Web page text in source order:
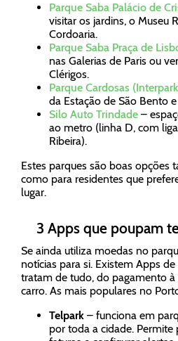
Parque Saba Palácio de
visitar os jardins, o Museu
Cordoaria.
Parque Saba Praça de
nas Galerias de Paris ou
Clérigos.
Parque Cardosas
da Estação de São Bento
Silo Auto Trindade –
ao metro (linha D, com
Ribeira).
Estes parques são boas opções
como para residentes que
lugar.
3 Apps que poupam
Se ainda utiliza moedas no
notícias para si. Existem Apps
tratam de tudo, do pagamento
carro. As mais populares no
Telpark – funciona em
por toda a cidade. Permite